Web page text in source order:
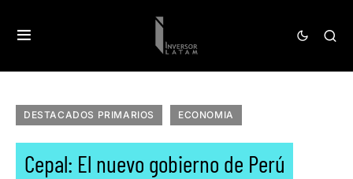
DESTACADOS PRIMARIOS ECONOMIA
Cepal: El nuevo gobierno de Perú